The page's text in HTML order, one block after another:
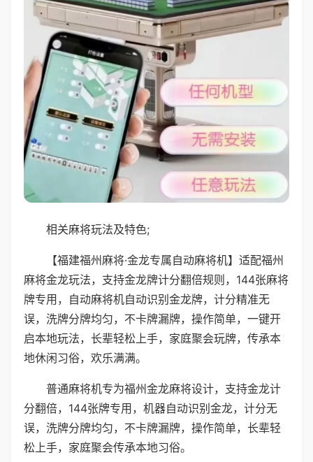
相关麻将玩法及特色;
【福建福州麻将·金龙专属自动麻将机】适配福州
麻将金龙玩法，支持金龙牌计分翻倍规则，144张麻将
牌专用，自动麻将机自动识别金龙牌，计分精准无
误，洗牌分牌均匀，不卡牌漏牌，操作简单，一键开
启本地玩法，长辈轻松上手，家庭聚会玩牌，传承本
地休闲习俗，欢乐满满。
普通麻将机专为福州金龙麻将设计，支持金龙计
分翻倍，144张牌专用，机器自动识别金龙，计分无
误，洗牌分牌均匀，不卡牌漏牌，操作简单，长辈轻
松上手，家庭聚会传承本地习俗。